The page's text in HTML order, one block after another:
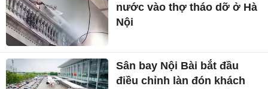
nước vào thợ tháo dỡ ở Hà
Nội
Sân bay Nội Bài bắt đầu
điều chỉnh làn đón khách